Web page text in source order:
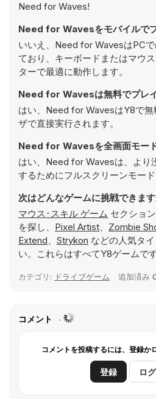
Need for Waves!
Need for Wavesをモバイルで
いいえ、Need for WavesはPC
ており、キーボードまたはマウ
ターで最適に動作します。
Need for Wavesは無料でプレ
はい、Need for WavesはY8で無
ザで直接実行されます。
Need for Wavesを全画面モー
はい、Need for Wavesは、より
するためにフルスクリーンモード
次はどんなゲームに挑戦できま
マウス･スキル ゲーム セクショ
を探し、 Pixel Artist、 Zombie
Extend、 Strykon などの人気タ
い。これらはすべてY8ゲームで
カテゴリ: ドライブゲーム 追加済み
コメント
コメントを投稿するには、登録か
登録 ロ